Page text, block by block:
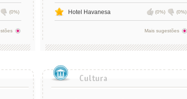
(0%) Hotel Havanesa (0%) (0%)
Mais sugestões